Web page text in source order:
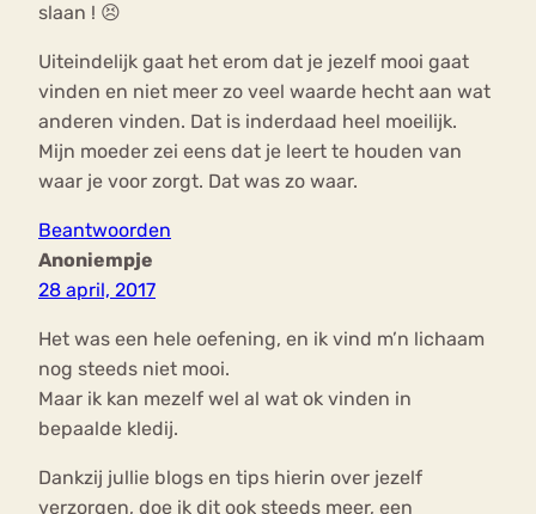
slaan ! 😣
Uiteindelijk gaat het erom dat je jezelf mooi gaat
vinden en niet meer zo veel waarde hecht aan wat
anderen vinden. Dat is inderdaad heel moeilijk.
Mijn moeder zei eens dat je leert te houden van
waar je voor zorgt. Dat was zo waar.
Beantwoorden
Anoniempje
28 april, 2017
Het was een hele oefening, en ik vind m’n lichaam
nog steeds niet mooi.
Maar ik kan mezelf wel al wat ok vinden in
bepaalde kledij.
Dankzij jullie blogs en tips hierin over jezelf
verzorgen, doe ik dit ook steeds meer, een